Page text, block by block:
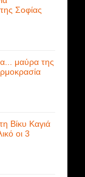
Σοφίας
μαύρα της
Βίκυ Καγιά
οι 3